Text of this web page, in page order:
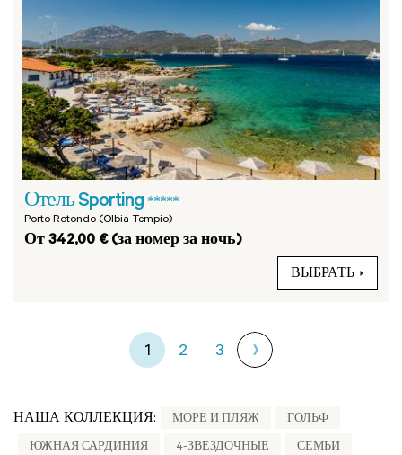
Отель Sporting *****
Porto Rotondo (Olbia Tempio)
От 342,00 € (за номер за ночь)
ВЫБРАТЬ
1 2 3
НАША КОЛЛЕКЦИЯ: МОРЕ И ПЛЯЖ ГОЛЬФ
ЮЖНАЯ САРДИНИЯ 4-ЗВЕЗДОЧНЫЕ СЕМЬИ